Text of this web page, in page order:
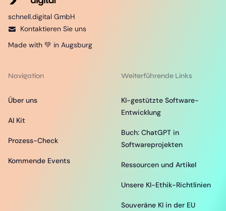
schnell.digital GmbH
Kontaktieren Sie uns
Made with 💚 in Augsburg
Navigation
Über uns
AI Kit
Prozess-Check
Kommende Events
Weiterführende Links
KI-gestützte Software-
Entwicklung
Buch: ChatGPT in
Softwareprojekten
Ressourcen und Artikel
Unsere KI-Ethik-Richtlinien
Souveräne KI in der EU